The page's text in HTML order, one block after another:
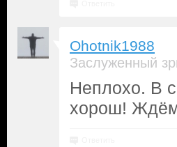
Ohotnik1988
Заслуженный
Неплохо. В
хорош! Ждём